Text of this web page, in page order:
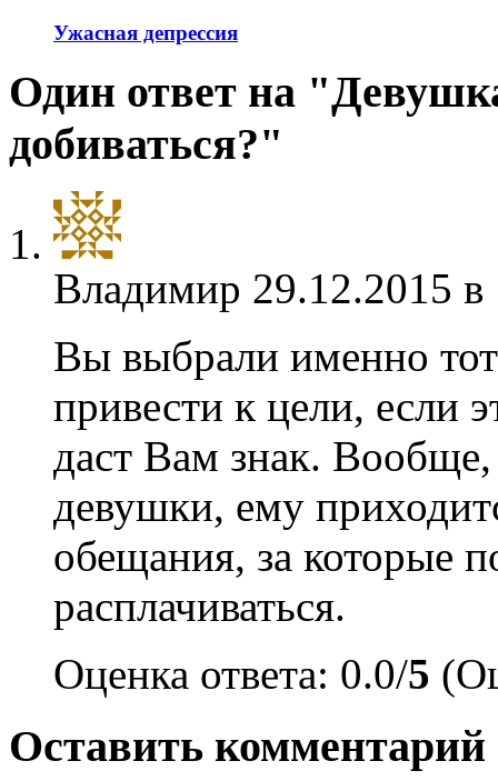
Ужасная депрессия
Один ответ на
добиваться?"
Владимир 29.12.2015
Вы выбрали именно
привести к цели, если
даст Вам знак.
девушки, ему
обещания, за которые
расплачиваться.
Оценка ответа: 0.0/5
Оставить комментарий